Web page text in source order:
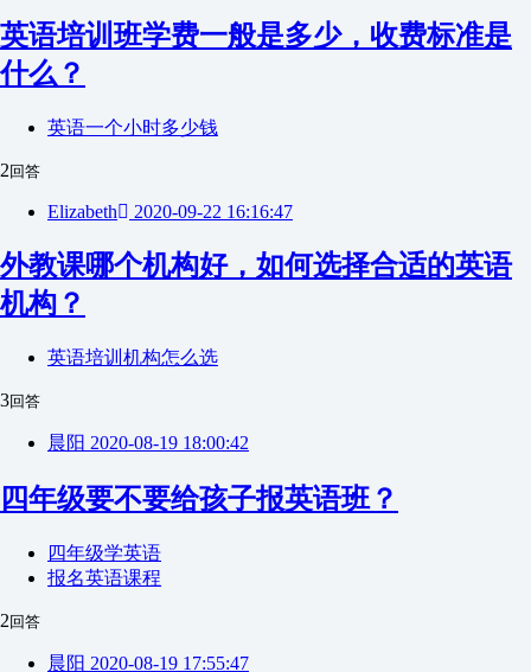
英语培训班学费一般是多少，收费标准是
什么？
英语一个小时多少钱
2 回答
Elizabeth 2020-09-22 16:16:47
外教课哪个机构好，如何选择合适的英语
机构？
英语培训机构怎么选
3回答
晨阳 2020-08-19 18:00:42
四年级要不要给孩子报英语班？
四年级学英语
报名英语课程
2回答
晨阳 2020-08-19 17:55:47